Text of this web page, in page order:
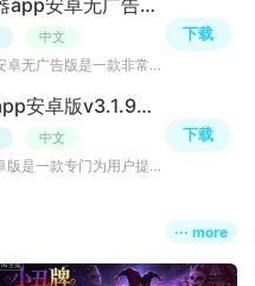
极简汇率汇率转换器app安卓无广告版v5.7.9免费版
中文
极简汇率汇率转换器app安卓无广告版是一款非常专业的手机汇率计算查询工具，支持全球210多种货币计算查询，
下载
极速汇率出国翻译app安卓版v3.1.9官方版
中文
极速汇率出国翻译app安卓版是一款专门为用户提供快速、准确的汇率查询和翻译服务的手机应用程序，该软件支持
下载
··· more